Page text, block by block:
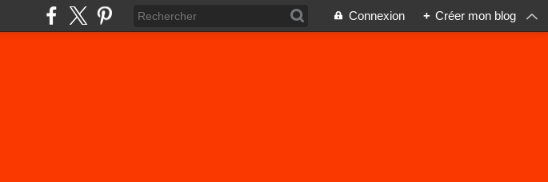
Connexion + Créer mon blog